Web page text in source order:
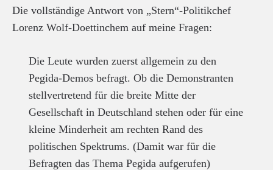
Die vollständige Antwort von „Stern“-Politikchef
Lorenz Wolf-Doettinchem auf meine Fragen:
Die Leute wurden zuerst allgemein zu den
Pegida-Demos befragt. Ob die Demonstranten
stellvertretend für die breite Mitte der
Gesellschaft in Deutschland stehen oder für eine
kleine Minderheit am rechten Rand des
politischen Spektrums. (Damit war für die
Befragten das Thema Pegida aufgerufen)